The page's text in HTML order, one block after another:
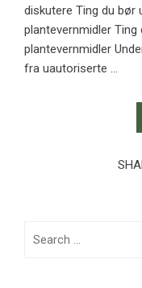
diskutere Ting du bør
plantevernmidler Ting
plantevernmidler
fra uautoriserte ...